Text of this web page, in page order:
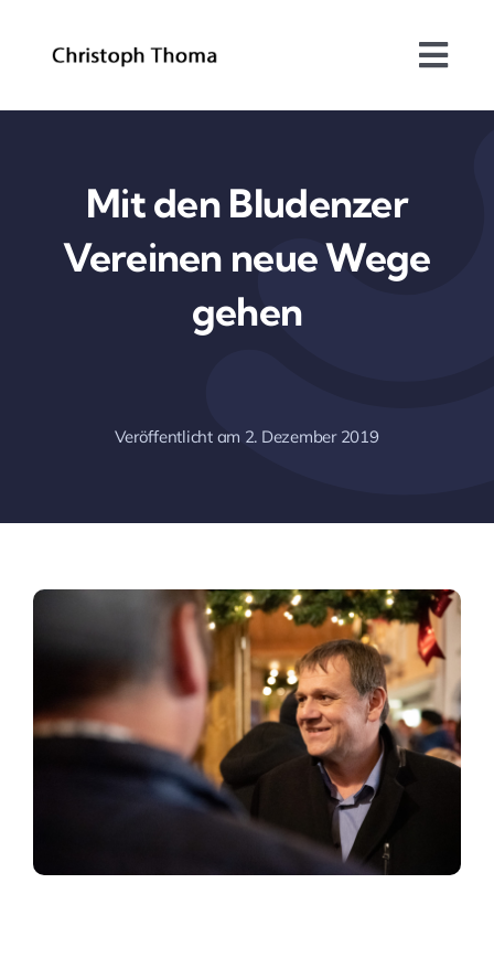
Über mich
Bundesrat
Arbeitsschwerpunkte
Mit den Bludenzer
Vereinen neue Wege
gehen
Veröffentlicht am 2. Dezember 2019